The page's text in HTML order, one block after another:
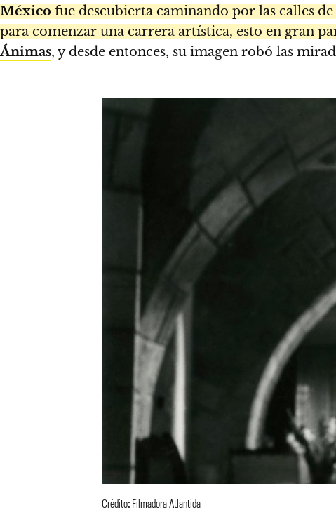
México fue descubierta caminando por las calles
para comenzar una carrera artística, esto en gran
Ánimas, y desde entonces, su imagen robó las
Crédito: Filmadora Atlantida